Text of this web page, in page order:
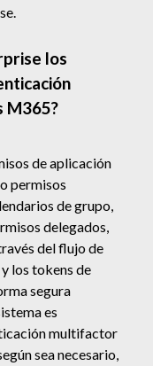
los
M365?
de aplicación
permisos
de grupo,
delegados,
del flujo de
los tokens de
segura
es
multifactor
sea necesario,